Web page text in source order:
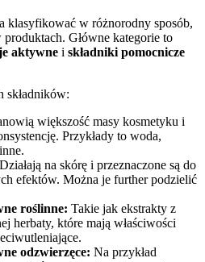
klasyfikować w różnorodny sposób,
Główne kategorie to
aktywne i składniki pomocnicze
składników:
większość masy kosmetyku i
Przykłady to woda,
Działają na skórę i przeznaczone są do
efektów. Można je further podzielić
roślinne: Takie jak ekstrakty z
herbaty, które mają właściwości
odzwierzęce: Na przykład